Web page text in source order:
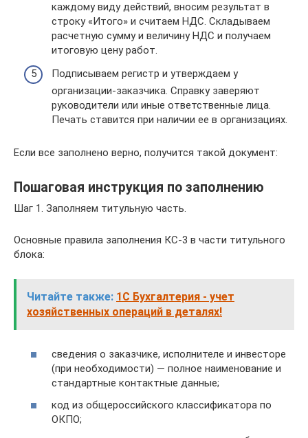
каждому виду действий, вносим результат в
строку «Итого» и считаем НДС. Складываем
расчетную сумму и величину НДС и получаем
итоговую цену работ.
Подписываем регистр и утверждаем у
организации-заказчика. Справку заверяют
руководители или иные ответственные лица.
Печать ставится при наличии ее в организациях.
Если все заполнено верно, получится такой документ:
Пошаговая инструкция по заполнению
Шаг 1. Заполняем титульную часть.
Основные правила заполнения КС-3 в части титульного
блока:
Читайте также: 1С Бухгалтерия - учет
хозяйственных операций в деталях!
сведения о заказчике, исполнителе и инвесторе
(при необходимости) — полное наименование и
стандартные контактные данные;
код из общероссийского классификатора по
ОКПО;